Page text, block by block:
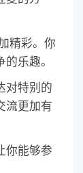
精彩。你
乐趣。
对特别的
流更加有
你能够参